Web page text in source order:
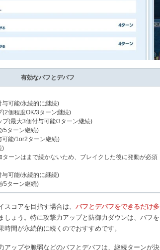
有効なバフとデバフ
与可能/永続的に継続)
(2個程度OK/3ターン継続)
プ(最大3個付与可能/3ターン継続)
/5ターン継続)
可能/1or2ターン継続)
)
ーンはまで続かないため、ブレイクした後に発動が必須
与可能/永続的に継続)
/5ターン継続)
コアを目指す場合は、 バフとデバフをできるだけ多
しょう。特に攻撃力アップと防御力ダウンは、バフを
時間が永続的に続くのでおすすめです。
アップや脆弱などのバフとデバフは、継続ターンが決